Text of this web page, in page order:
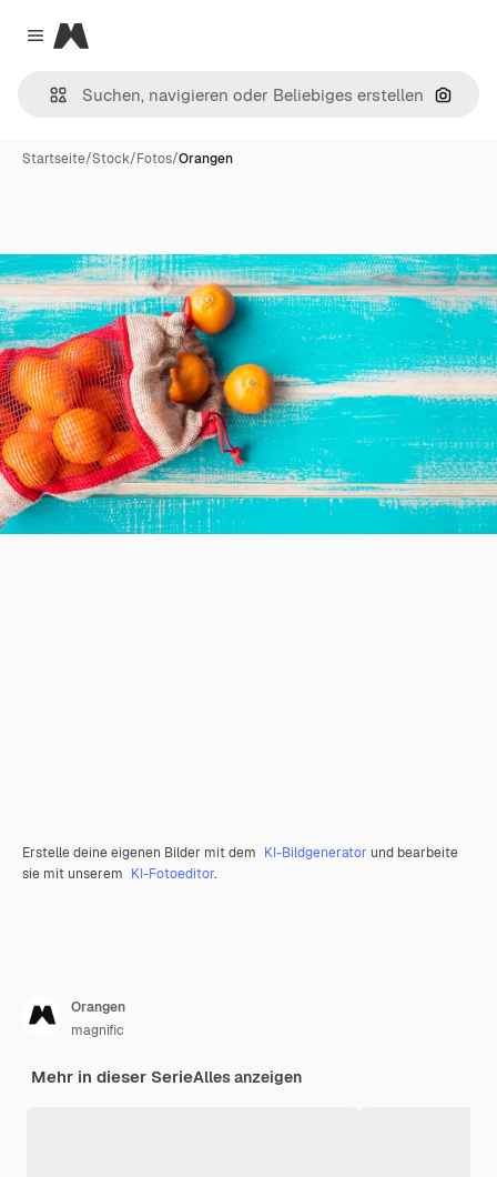
Close menu
Magnific
Nach
Startseite/Stock/Fotos/Orangen
Erstelle deine eigenen Bilder mit dem KI-Bildgenerator und bearbeite
sie mit unserem KI-Fotoeditor.
Orangen
magnific
Mehr in dieser SerieAlles anzeigen